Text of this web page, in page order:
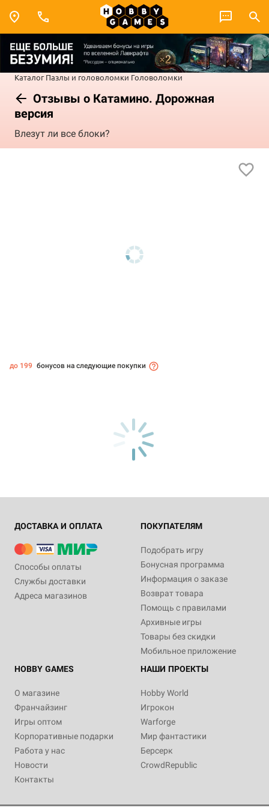
Каталог Пазлы и головоломки Головоломки
Отзывы о Катамино. Дорожная
версия
Влезут ли все блоки?
до 199 бонусов на следующие покупки
ДОСТАВКА И ОПЛАТА
Способы оплаты
Службы доставки
Адреса магазинов
ПОКУПАТЕЛЯМ
Подобрать игру
Бонусная программа
Информация о заказе
Возврат товара
Помощь с правилами
Архивные игры
Товары без скидки
Мобильное приложение
HOBBY GAMES
О магазине
Франчайзинг
Игры оптом
Корпоративные подарки
Работа у нас
Новости
Контакты
НАШИ ПРОЕКТЫ
Hobby World
Игрокон
Warforge
Мир фантастики
Берсерк
CrowdRepublic